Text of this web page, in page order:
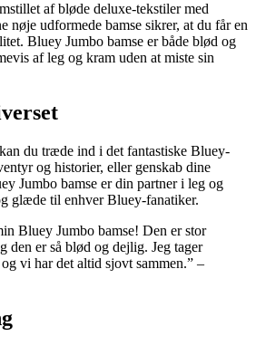
af bløde deluxe-tekstiler med
nøje udformede bamse sikrer, at du får en
Bluey Jumbo bamse er både blød og
af leg og kram uden at miste sin
du træde ind i det fantastiske Bluey-
og historier, eller genskab dine
Jumbo bamse er din partner i leg og
glæde til enhver Bluey-fanatiker.
Bluey Jumbo bamse! Den er stor
den er så blød og dejlig. Jeg tager
vi har det altid sjovt sammen.” –